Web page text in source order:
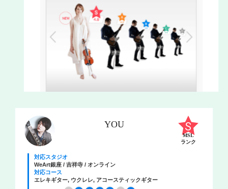
YOU
MSL
ランク
対応スタジオ
WeArt銀座 / 吉祥寺 / オンライン
対応コース
エレキギター, ウクレレ, アコースティックギター